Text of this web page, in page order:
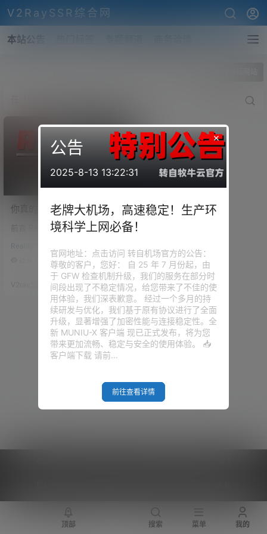
V2RaySSR综合网
本站公告
你真的会配置Reality？科学
上网翻车频发，其实节点搭
建这些坑90%的人都踩过！
Reality部署全流程拆解！
前言 Reality，这个协议你可能早
署简单、成本低，不少人说它“低
调、安全、难识别”。但为啥你用
起来总是测速为零、秒断、或是
握手失败？又为什么到了 2025
，还是有很多人推荐这个协议？
握手失败、测速为零的真正原因
你知道吗？ 视频演示 准备工作
1、VPS 一台，重置好主流的操作
系统，推荐 Debian12（本视频演
示 VPS 来自 搬瓦工 CN2 GIA E
Reality
0
V2raySSR综合网 25年9月27日
×
公告
2025-8-13 13:22:31
老牌大机场，高速稳定！生产环
境科学上网必备！
官网地址：点击访问 转自机场官方的公告：
尊敬的客户，您好： 自 25 年 7 月份起，由
于 GFW 检查机制升级，我们的服务在部分时
间段出现了不稳定情况，给您带来了不佳的使
用体验，我们深表歉意。 经过一个多月的持
续研发与优化，我们基于原有协议进行了全面
升级，显著增强了加密性能与连接稳定性。全
新 MUNIU-X 客户端 现已正式发布，将为您
带来更加流畅、稳定与安全的使用体验。 📥
客户端下载 请前…
前往查看详情
顶部 搜索 菜单 我的